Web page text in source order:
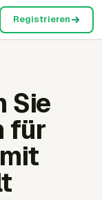
Registrieren
Sie
für